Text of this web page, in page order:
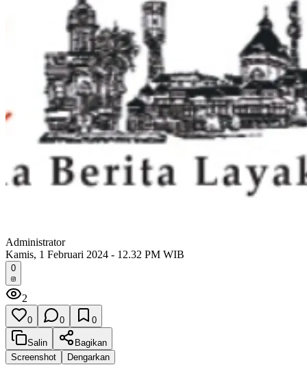
Administrator
Kamis, 1 Februari 2024 - 12.32 PM WIB
0
2
0 0 0
Salin
Bagikan
Screenshot
Dengarkan